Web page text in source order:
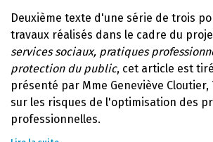
Deuxième texte d'une série de trois
travaux réalisés dans le cadre du
services sociaux, pratiques
protection du public, cet article est
présenté par Mme Geneviève Cloutier,
sur les risques de l'optimisation des
professionnelles.